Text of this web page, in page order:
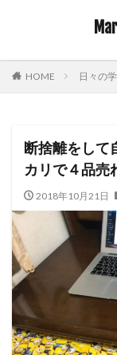
HOME 日々の
断捨離をして
カリで４品売
2018年10月21日